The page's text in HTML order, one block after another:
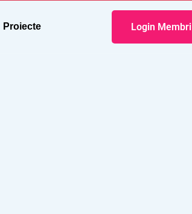
Proiecte Login Membri